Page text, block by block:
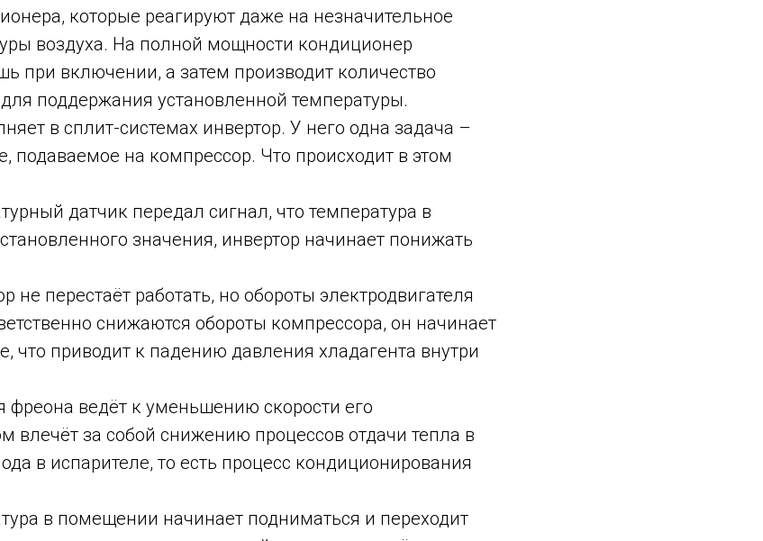
которые реагируют даже на незначительное
воздуха. На полной мощности кондиционер
при включении, а затем производит количество
поддержания установленной температуры.
в сплит-системах инвертор. У него одна задача –
подаваемое на компрессор. Что происходит в этом
датчик передал сигнал, что температура в
значения, инвертор начинает понижать
не перестаёт работать, но обороты электродвигателя
снижаются обороты компрессора, он начинает
что приводит к падению давления хладагента внутри
ведёт к уменьшению скорости его
влечёт за собой снижению процессов отдачи тепла в
в испарителе, то есть процесс кондиционирования
в помещении начинает подниматься и переходит